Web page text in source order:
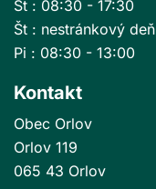
St : 08:30 - 17:30
Št : nestránkový deň
Pi : 08:30 - 13:00
Kontakt
Obec Orlov
Orlov 119
065 43 Orlov